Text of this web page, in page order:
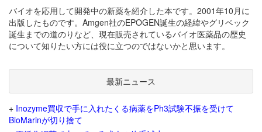
バイオを応用して開発中の新薬を紹介した本です。2001年10月に
出版したものです。Amgen社のEPOGEN誕生の経緯やグリベック
誕生までの道のりなど、現在販売されているバイオ医薬品の歴史
について知りたい方には役に立つのではないかと思います。
最新ニュース
+ Inozyme買収で手に入れたくる病薬をPh3試験不振を受けて
BioMarinが切り捨て